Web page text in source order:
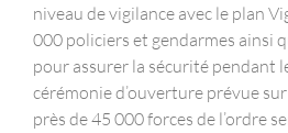
niveau de vigilance avec le plan
000 policiers et gendarmes ainsi
pour assurer la sécurité pendant
cérémonie d’ouverture prévue
près de 45 000 forces de l’ordre